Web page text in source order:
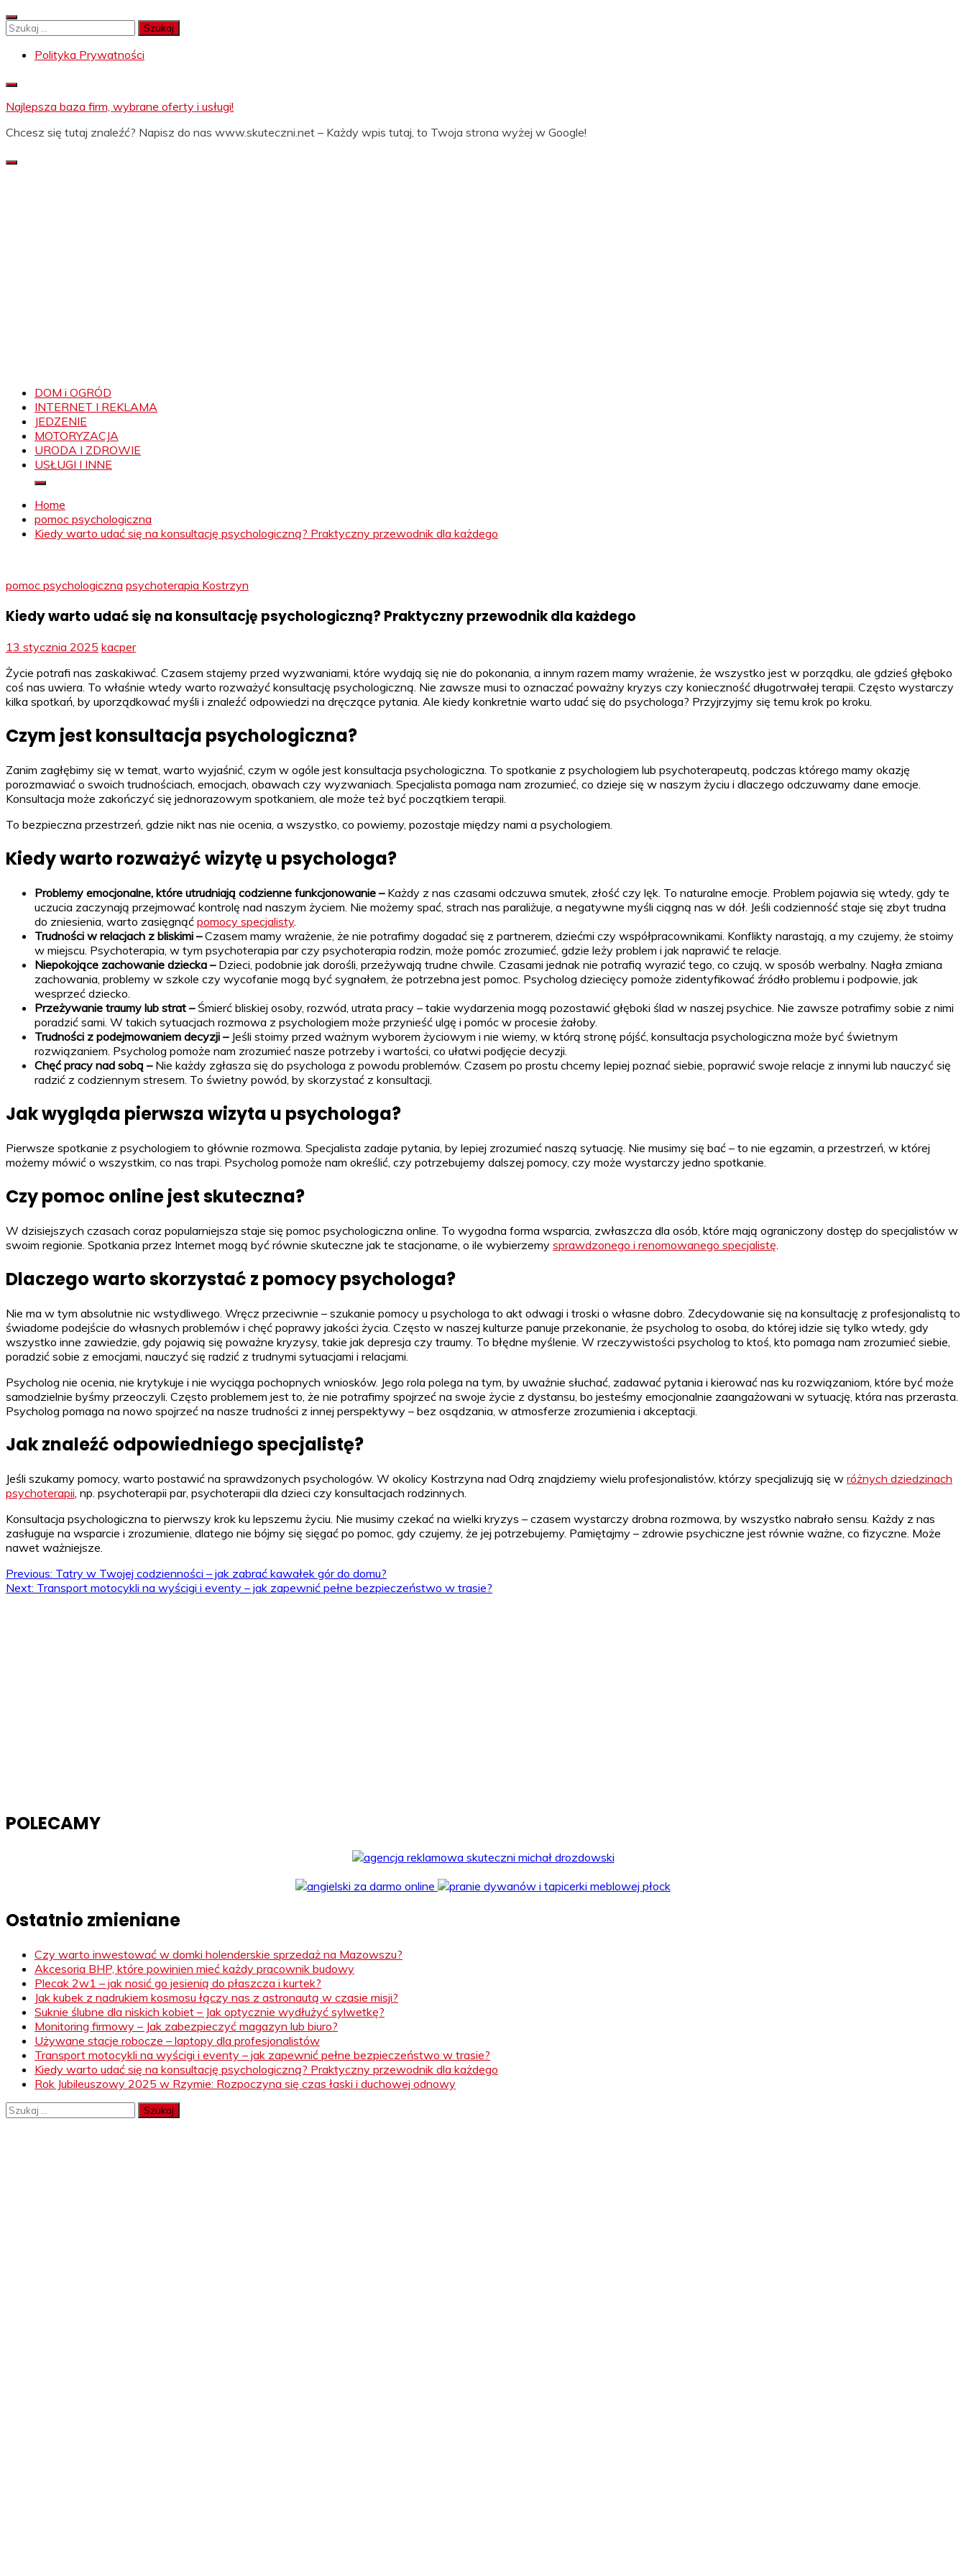
Skip
to
Szukaj:
Polityka Prywatności
Najlepsza baza firm, wybrane oferty i usługi!
Chcesz się tutaj znaleźć? Napisz do nas www.skuteczni.net – Każdy wpis tutaj, to Twoja strona wyżej w Google!
DOM i OGRÓD
INTERNET I REKLAMA
JEDZENIE
MOTORYZACJA
URODA I ZDROWIE
USŁUGI I INNE
Home
pomoc psychologiczna
Kiedy warto udać się na konsultację psychologiczną? Praktyczny przewodnik dla każdego
pomoc psychologiczna psychoterapia Kostrzyn
Kiedy warto udać się na konsultację psychologiczną? Praktyczny przewodnik dla każdego
13 stycznia 2025 kacper
Życie potrafi nas zaskakiwać. Czasem stajemy przed wyzwaniami, które wydają się nie do pokonania, a innym razem mamy wrażenie, że wszystko jest w porządku, ale gdzieś głęboko
coś nas uwiera. To właśnie wtedy warto rozważyć konsultację psychologiczną. Nie zawsze musi to oznaczać poważny kryzys czy konieczność długotrwałej terapii. Często wystarczy
kilka spotkań, by uporządkować myśli i znaleźć odpowiedzi na dręczące pytania. Ale kiedy konkretnie warto udać się do psychologa? Przyjrzyjmy się temu krok po kroku.
Czym jest konsultacja psychologiczna?
Zanim zagłębimy się w temat, warto wyjaśnić, czym w ogóle jest konsultacja psychologiczna. To spotkanie z psychologiem lub psychoterapeutą, podczas którego mamy okazję
porozmawiać o swoich trudnościach, emocjach, obawach czy wyzwaniach. Specjalista pomaga nam zrozumieć, co dzieje się w naszym życiu i dlaczego odczuwamy dane emocje.
Konsultacja może zakończyć się jednorazowym spotkaniem, ale może też być początkiem terapii.
To bezpieczna przestrzeń, gdzie nikt nas nie ocenia, a wszystko, co powiemy, pozostaje między nami a psychologiem.
Kiedy warto rozważyć wizytę u psychologa?
Problemy emocjonalne, które utrudniają codzienne funkcjonowanie – Każdy z nas czasami odczuwa smutek, złość czy lęk. To naturalne emocje. Problem pojawia się wtedy, gdy te
uczucia zaczynają przejmować kontrolę nad naszym życiem. Nie możemy spać, strach nas paraliżuje, a negatywne myśli ciągną nas w dół. Jeśli codzienność staje się zbyt trudna
do zniesienia, warto zasięgnąć pomocy specjalisty.
Trudności w relacjach z bliskimi –Czasem mamy wrażenie, że nie potrafimy dogadać się z partnerem, dziećmi czy współpracownikami. Konflikty narastają, a my czujemy, że stoimy
w miejscu. Psychoterapia, w tym psychoterapia par czy psychoterapia rodzin, może pomóc zrozumieć, gdzie leży problem i jak naprawić te relacje.
Niepokojące zachowanie dziecka – Dzieci, podobnie jak dorośli, przeżywają trudne chwile. Czasami jednak nie potrafią wyrazić tego, co czują, w sposób werbalny. Nagła zmiana
zachowania, problemy w szkole czy wycofanie mogą być sygnałem, że potrzebna jest pomoc. Psycholog dziecięcy pomoże zidentyfikować źródło problemu i podpowie, jak
wesprzeć dziecko.
Przeżywanie traumy lub strat – Śmierć bliskiej osoby, rozwód, utrata pracy – takie wydarzenia mogą pozostawić głęboki ślad w naszej psychice. Nie zawsze potrafimy sobie z nimi
poradzić sami. W takich sytuacjach rozmowa z psychologiem może przynieść ulgę i pomóc w procesie żałoby.
Trudności z podejmowaniem decyzji – Jeśli stoimy przed ważnym wyborem życiowym i nie wiemy, w którą stronę pójść, konsultacja psychologiczna może być świetnym
rozwiązaniem. Psycholog pomoże nam zrozumieć nasze potrzeby i wartości, co ułatwi podjęcie decyzji.
Chęć pracy nad sobą – Nie każdy zgłasza się do psychologa z powodu problemów. Czasem po prostu chcemy lepiej poznać siebie, poprawić swoje relacje z innymi lub nauczyć się
radzić z codziennym stresem. To świetny powód, by skorzystać z konsultacji.
Jak wygląda pierwsza wizyta u psychologa?
Pierwsze spotkanie z psychologiem to głównie rozmowa. Specjalista zadaje pytania, by lepiej zrozumieć naszą sytuację. Nie musimy się bać – to nie egzamin, a przestrzeń, w której
możemy mówić o wszystkim, co nas trapi. Psycholog pomoże nam określić, czy potrzebujemy dalszej pomocy, czy może wystarczy jedno spotkanie.
Czy pomoc online jest skuteczna?
W dzisiejszych czasach coraz popularniejsza staje się pomoc psychologiczna online. To wygodna forma wsparcia, zwłaszcza dla osób, które mają ograniczony dostęp do specjalistów w
swoim regionie. Spotkania przez Internet mogą być równie skuteczne jak te stacjonarne, o ile wybierzemy sprawdzonego i renomowanego specjalistę
Dlaczego warto skorzystać z pomocy psychologa?
Nie ma w tym absolutnie nic wstydliwego. Wręcz przeciwnie – szukanie pomocy u psychologa to akt odwagi i troski o własne dobro. Zdecydowanie się na konsultację z profesjonalistą to
świadome podejście do własnych problemów i chęć poprawy jakości życia. Często w naszej kulturze panuje przekonanie, że psycholog to osoba, do której idzie się tylko wtedy, gdy
wszystko inne zawiedzie, gdy pojawią się poważne kryzysy, takie jak depresja czy traumy. To błędne myślenie. W rzeczywistości psycholog to ktoś, kto pomaga nam zrozumieć siebie,
poradzić sobie z emocjami, nauczyć się radzić z trudnymi sytuacjami i relacjami.
Psycholog nie ocenia, nie krytykuje i nie wyciąga pochopnych wniosków. Jego rola polega na tym, by uważnie słuchać, zadawać pytania i kierować nas ku rozwiązaniom, które być może
samodzielnie byśmy przeoczyli. Często problemem jest to, że nie potrafimy spojrzeć na swoje życie z dystansu, bo jesteśmy emocjonalnie zaangażowani w sytuację, która nas przerasta.
Psycholog pomaga na nowo spojrzeć na nasze trudności z innej perspektywy – bez osądzania, w atmosferze zrozumienia i akceptacji.
Jak znaleźć odpowiedniego specjalistę?
Jeśli szukamy pomocy, warto postawić na sprawdzonych psychologów. W okolicy Kostrzyna nad Odrą znajdziemy wielu profesjonalistów, którzy specjalizują się w różnych dziedzinach
psychoterapii, np. psychoterapii par, psychoterapii dla dzieci czy konsultacjach rodzinnych.
Konsultacja psychologiczna to pierwszy krok ku lepszemu życiu. Nie musimy czekać na wielki kryzys – czasem wystarczy drobna rozmowa, by wszystko nabrało sensu. Każdy z nas
zasługuje na wsparcie i zrozumienie, dlatego nie bójmy się sięgać po pomoc, gdy czujemy, że jej potrzebujemy. Pamiętajmy – zdrowie psychiczne jest równie ważne, co fizyczne. Może
nawet ważniejsze.
Nawigacja
Previous: Tatry w Twojej codzienności – jak zabrać kawałek gór do domu?
Next: Transport motocykli na wyścigi i eventy – jak zapewnić pełne bezpieczeństwo w trasie?
POLECAMY
Ostatnio zmieniane
Czy warto inwestować w domki holenderskie sprzedaż na Mazowszu?
Akcesoria BHP, które powinien mieć każdy pracownik budowy
Plecak 2w1 – jak nosić go jesienią do płaszcza i kurtek?
Jak kubek z nadrukiem kosmosu łączy nas z astronautą w czasie misji?
Suknie ślubne dla niskich kobiet – Jak optycznie wydłużyć sylwetkę?
Monitoring firmowy – Jak zabezpieczyć magazyn lub biuro?
Używane stacje robocze – laptopy dla profesjonalistów
Transport motocykli na wyścigi i eventy – jak zapewnić pełne bezpieczeństwo w trasie?
Kiedy warto udać się na konsultację psychologiczną? Praktyczny przewodnik dla każdego
Rok Jubileuszowy 2025 w Rzymie: Rozpoczyna się czas łaski i duchowej odnowy
Szukaj: